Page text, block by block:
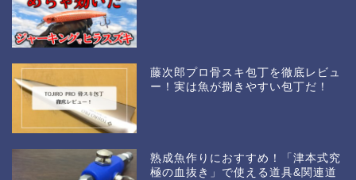
藤次郎プロ骨スキ包丁を徹底レビュ
ー！実は魚が捌きやすい包丁だ！
熟成魚作りにおすすめ！「津本式究
極の血抜き」で使える道具&関連道